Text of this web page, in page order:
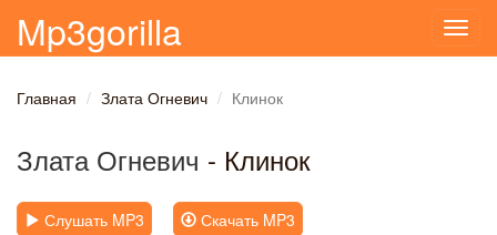
Mp3gorilla
Главная Злата Огневич Клинок
Злата Огневич - Клинок
Слушать MP3 Скачать MP3